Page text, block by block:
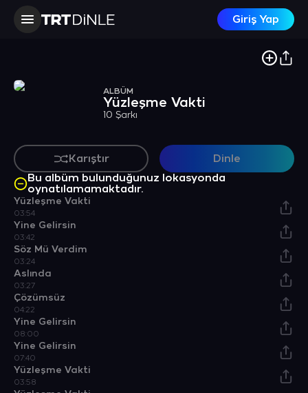
Giriş Yap
ALBÜM
Yüzleşme Vakti
10 Şarkı
Karıştır
Dinle
Bu albüm bulunduğunuz lokasyonda
oynatılamamaktadır.
Yüzleşme Vakti
03:54
Yine Gelirsin
03:42
Söz Mü Verdim
03:24
Aslında
03:27
Çözümsüz
04:22
Yine Gelirsin
08:00
Yine Gelirsin
07:40
Yüzleşme Vakti
03:58